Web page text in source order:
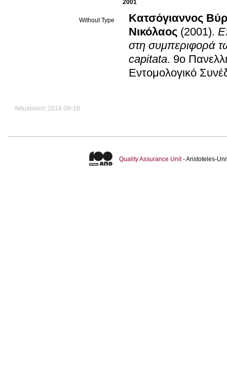
2001
Without Type
Κατσόγιαννος
Νικόλαος (2001).
στη συμπεριφορά
capitata. 9ο
Εντομολογικό
Aktualisiert: 2018-08-18
Quality Assurance Unit- Aristoteles-